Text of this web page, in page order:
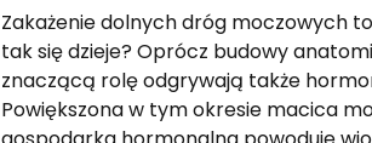
Zakażenie dolnych dróg moczowych
tak się dzieje? Oprócz budowy
znaczącą rolę odgrywają także
Powiększona w tym okresie macica